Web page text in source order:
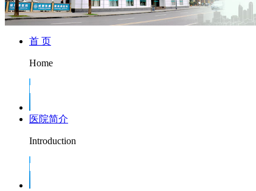
首 页
Home
医院简介
Introduction